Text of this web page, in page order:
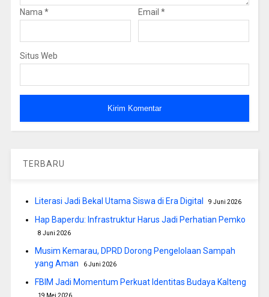
Nama * Email *
Situs Web
TERBARU
Literasi Jadi Bekal Utama Siswa di Era Digital 9 Juni 2026
Hap Baperdu: Infrastruktur Harus Jadi Perhatian Pemko
8 Juni 2026
Musim Kemarau, DPRD Dorong Pengelolaan Sampah
yang Aman
6 Juni 2026
FBIM Jadi Momentum Perkuat Identitas Budaya Kalteng
19 Mei 2026